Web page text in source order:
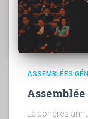
ASSEMBLÉES
Le congrès